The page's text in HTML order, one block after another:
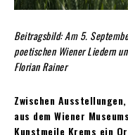
Beitragsbild: Am 5.
poetischen Wiener Liedern
Florian Rainer
Zwischen
aus dem Wiener
Kunstmeile Krems ein